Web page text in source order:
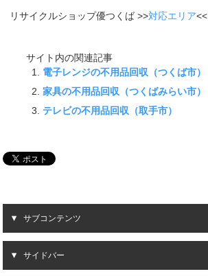
リサイクルショップ優つくば >>対応エリア<<
サイト内の関連記事
電子レンジの不用品回収（つくば市）
家具の不用品回収（つくばみらい市）
テレビの不用品回収（取手市）
サブコンテンツ
サイドバー